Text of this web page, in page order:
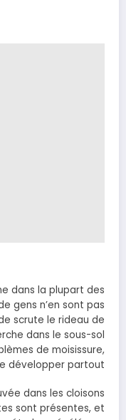
dans la plupart des
gens n’en sont pas
scrute le rideau de
dans le sous-sol
de moisissure,
développer partout.
dans les cloisons
sont présentes, et